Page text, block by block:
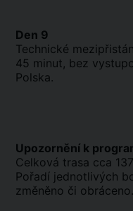
Den 9
Technické
45 minut, bez
Polska.
Upozornění k
Celková trasa cca
Pořadí jednotlivých
změněno či obráceno.